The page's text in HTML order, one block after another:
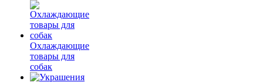
Охлаждающие
товары для
собак